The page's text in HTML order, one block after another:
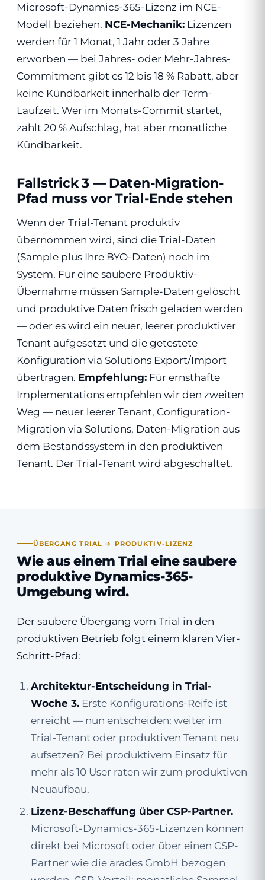
Microsoft-Dynamics-365-Lizenz im NCE-
Modell beziehen. NCE-Mechanik: Lizenzen
werden für 1 Monat, 1 Jahr oder 3 Jahre
erworben — bei Jahres- oder Mehr-Jahres-
Commitment gibt es 12 bis 18 % Rabatt, aber
keine Kündbarkeit innerhalb der Term-
Laufzeit. Wer im Monats-Commit startet,
zahlt 20 % Aufschlag, hat aber monatliche
Kündbarkeit.
Fallstrick 3 — Daten-Migration-
Pfad muss vor Trial-Ende stehen
Wenn der Trial-Tenant produktiv
übernommen wird, sind die Trial-Daten
(Sample plus Ihre BYO-Daten) noch im
System. Für eine saubere Produktiv-
Übernahme müssen Sample-Daten gelöscht
und produktive Daten frisch geladen werden
— oder es wird ein neuer, leerer produktiver
Tenant aufgesetzt und die getestete
Konfiguration via Solutions Export/Import
übertragen. Empfehlung: Für ernsthafte
Implementations empfehlen wir den zweiten
Weg — neuer leerer Tenant, Configuration-
Migration via Solutions, Daten-Migration aus
dem Bestandssystem in den produktiven
Tenant. Der Trial-Tenant wird abgeschaltet.
ÜBERGANG TRIAL → PRODUKTIV-LIZENZ
Wie aus einem Trial eine saubere
produktive Dynamics-365-
Umgebung wird.
Der saubere Übergang vom Trial in den
produktiven Betrieb folgt einem klaren Vier-
Schritt-Pfad:
Architektur-Entscheidung in Trial-
Woche 3. Erste Konfigurations-Reife ist
erreicht — nun entscheiden: weiter im
Trial-Tenant oder produktiven Tenant neu
aufsetzen? Bei produktivem Einsatz für
mehr als 10 User raten wir zum produktiven
Neuaufbau.
Lizenz-Beschaffung über CSP-Partner.
Microsoft-Dynamics-365-Lizenzen können
direkt bei Microsoft oder über einen CSP-
Partner wie die arades GmbH bezogen